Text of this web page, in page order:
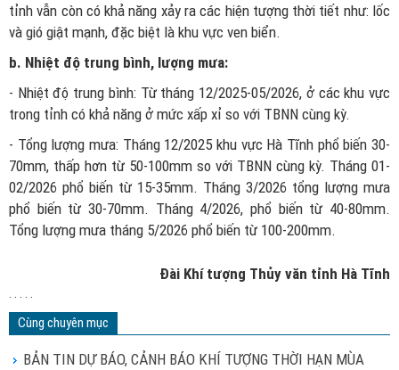
tỉnh vẫn còn có khả năng xảy ra các hiện tượng thời tiết như: lốc
và gió giật mạnh, đặc biệt là khu vực ven biển.
b. Nhiệt độ trung bình, lượng mưa:
- Nhiệt độ trung bình: Từ tháng 12/2025-05/2026, ở các khu vực
trong tỉnh có khả năng ở mức xấp xỉ so với TBNN cùng kỳ.
- Tổng lượng mưa: Tháng 12/2025 khu vực Hà Tĩnh phổ biến 30-
70mm, thấp hơn từ 50-100mm so với TBNN cùng kỳ. Tháng 01-
02/2026 phổ biến từ 15-35mm. Tháng 3/2026 tổng lượng mưa
phổ biến từ 30-70mm. Tháng 4/2026, phổ biến từ 40-80mm.
Tổng lượng mưa tháng 5/2026 phổ biến từ 100-200mm.
Đài Khí tượng Thủy văn tỉnh Hà Tĩnh
. . . . .
Cùng chuyên mục
BẢN TIN DỰ BÁO, CẢNH BÁO KHÍ TƯỢNG THỜI HẠN MÙA